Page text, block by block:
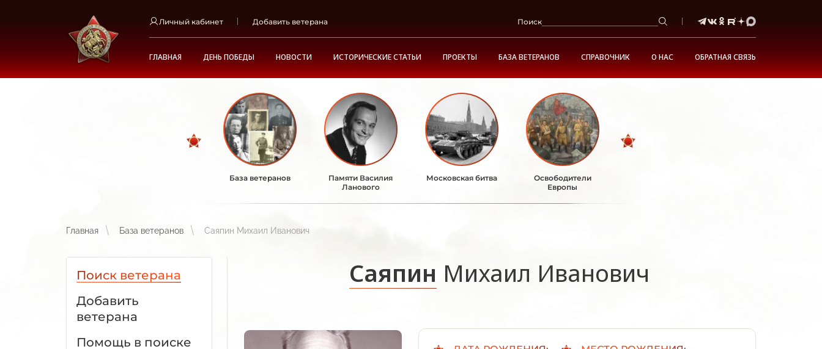
Личный кабинет Добавить ветерана Поиск
ГЛАВНАЯ ДЕНЬ ПОБЕДЫ НОВОСТИ ИСТОРИЧЕСКИЕ СТАТЬИ ПРОЕКТЫ БАЗА ВЕТЕРАНОВ СПРАВОЧНИК О НАС ОБРАТНАЯ СВЯЗЬ
База ветеранов
Памяти Василия
Ланового
Московская битва
Освободители
Европы
Главная База ветеранов Саяпин Михаил Иванович
Поиск ветерана
Добавить
ветерана
Помощь в поиске
Саяпин Михаил Иванович